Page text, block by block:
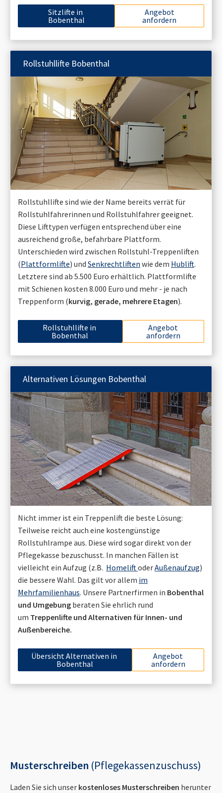
Sitzlifte in
Bobenthal
Angebot
anfordern
Rollstuhllifte Bobenthal
Rollstuhllifte sind wie der Name bereits verrät für
Rollstuhlfahrerinnen und Rollstuhlfahrer geeignet.
Diese Lifttypen verfügen entsprechend über eine
ausreichend große, befahrbare Plattform.
Unterschieden wird zwischen Rollstuhl-Treppenliften
(Plattformlifte) und Senkrechtliften wie dem Hublift.
Letztere sind ab 5.500 Euro erhältlich. Plattformlifte
mit Schienen kosten 8.000 Euro und mehr - je nach
Treppenform (kurvig, gerade, mehrere Etagen).
Rollstuhllifte in
Bobenthal
Angebot
anfordern
Alternativen Lösungen Bobenthal
Nicht immer ist ein Treppenlift die beste Lösung:
Teilweise reicht auch eine kostengünstige
Rollstuhlrampe aus. Diese wird sogar direkt von der
Pflegekasse bezuschusst. In manchen Fällen ist
vielleicht ein Aufzug (z.B. HomeliftoderAußenaufzug)
die bessere Wahl. Das gilt vor allem im
Mehrfamilienhaus. Unsere Partnerfirmen in Bobenthal
und Umgebung beraten Sie ehrlich rund
um Treppenlifte und Alternativen für Innen- und
Außenbereiche.
Übersicht Alternativen in
Bobenthal
Angebot
anfordern
Musterschreiben (Pflegekassenzuschuss)
Laden Sie sich unser kostenloses Musterschreiben herunter